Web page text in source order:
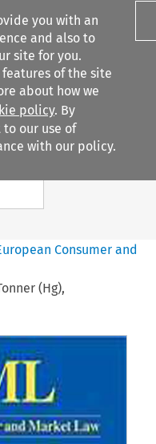
you with an
and also to
site for you.
of the site
about how we
policy. By
to our use of
with our policy.
Search content
Consumer and
(Hg),